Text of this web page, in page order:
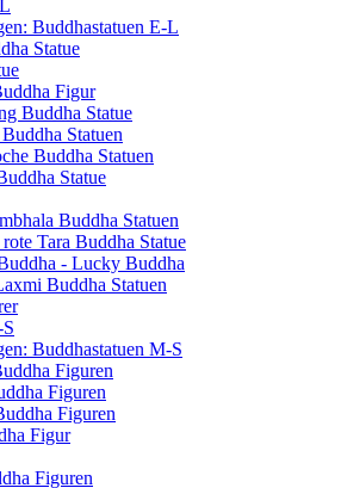
Buddhastatuen E-L
Statue
Figur
Buddha Statue
Statuen
Buddha Statuen
Statue
Buddha Statuen
Tara Buddha Statue
- Lucky Buddha
Buddha Statuen
Buddhastatuen M-S
Figuren
Figuren
Figuren
Figur
Figuren